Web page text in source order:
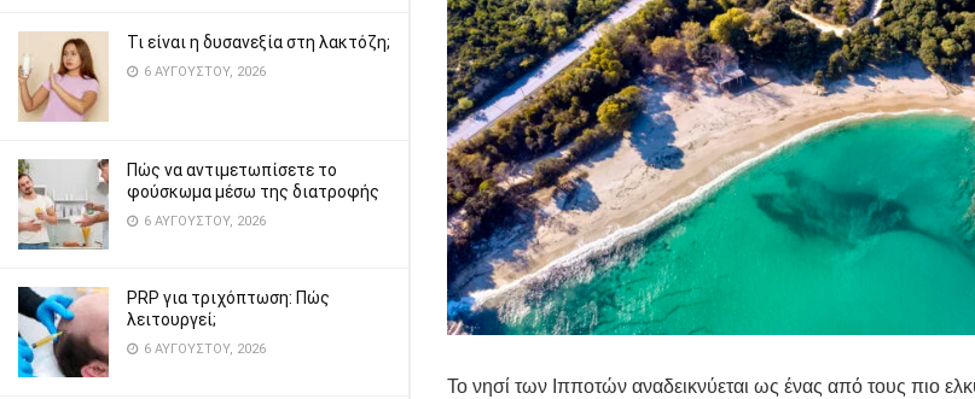
Τι είναι η δυσανεξία στη λακτόζη;
6 ΑΥΓΟΎΣΤΟΥ, 2026
Πώς να αντιμετωπίσετε το
φούσκωμα μέσω της διατροφής
6 ΑΥΓΟΎΣΤΟΥ, 2026
PRP για τριχόπτωση: Πώς
λειτουργεί;
6 ΑΥΓΟΎΣΤΟΥ, 2026
Το νησί των Ιπποτών αναδεικνύεται ως ένας από τους πιο